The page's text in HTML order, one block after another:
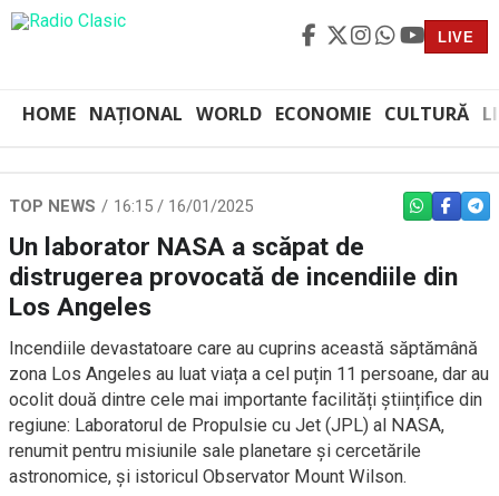
LIVE
HOME NAȚIONAL WORLD ECONOMIE CULTURĂ
TOP NEWS 16:15 / 16/01/2025 WHATSAPP
Un laborator NASA a scăpat de
distrugerea provocată de incendiile din
Los Angeles
Incendiile devastatoare care au cuprins această săptămână
zona Los Angeles au luat viața a cel puțin 11 persoane, dar au
ocolit două dintre cele mai importante facilități științifice din
regiune: Laboratorul de Propulsie cu Jet (JPL) al NASA,
renumit pentru misiunile sale planetare și cercetările
astronomice, și istoricul Observator Mount Wilson.